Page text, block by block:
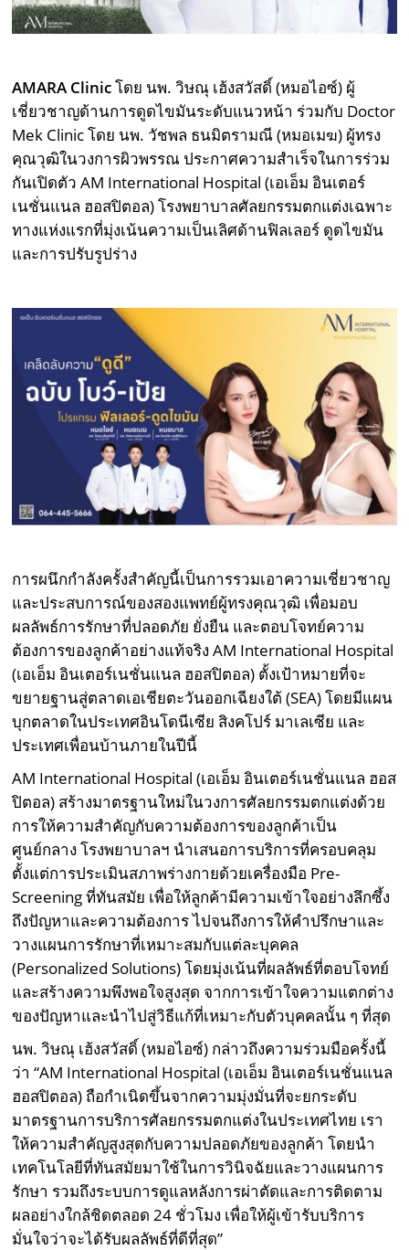
AMARA Clinicโดย นพ. วิษณุ เฮ้งสวัสดิ์ (หมอไอซ์) ผู้
เชี่ยวชาญด้านการดูดไขมันระดับแนวหน้า ร่วมกับ Doctor
Mek Clinic โดย นพ. วัชพล ธนมิตรามณี (หมอเมฆ) ผู้ทรง
คุณวุฒิในวงการผิวพรรณ ประกาศความสำเร็จในการร่วม
กันเปิดตัว AM International Hospital (เอเอ็ม อินเตอร์
เนชั่นแนล ฮอสปิตอล) โรงพยาบาลศัลยกรรมตกแต่งเฉพาะ
ทางแห่งแรกที่มุ่งเน้นความเป็นเลิศด้านฟิลเลอร์ ดูดไขมัน
และการปรับรูปร่าง
การผนึกกำลังครั้งสำคัญนี้เป็นการรวมเอาความเชี่ยวชาญ
และประสบการณ์ของสองแพทย์ผู้ทรงคุณวุฒิ เพื่อมอบ
ผลลัพธ์การรักษาที่ปลอดภัย ยั่งยืน และตอบโจทย์ความ
ต้องการของลูกค้าอย่างแท้จริง AM International Hospital
(เอเอ็ม อินเตอร์เนชั่นแนล ฮอสปิตอล) ตั้งเป้าหมายที่จะ
ขยายฐานสู่ตลาดเอเชียตะวันออกเฉียงใต้ (SEA) โดยมีแผน
บุกตลาดในประเทศอินโดนีเซีย สิงคโปร์ มาเลเซีย และ
ประเทศเพื่อนบ้านภายในปีนี้
AM International Hospital (เอเอ็ม อินเตอร์เนชั่นแนล ฮอส
ปิตอล) สร้างมาตรฐานใหม่ในวงการศัลยกรรมตกแต่งด้วย
การให้ความสำคัญกับความต้องการของลูกค้าเป็น
ศูนย์กลาง โรงพยาบาลฯ นำเสนอการบริการที่ครอบคลุม
ตั้งแต่การประเมินสภาพร่างกายด้วยเครื่องมือ Pre-
Screening ที่ทันสมัย เพื่อให้ลูกค้ามีความเข้าใจอย่างลึกซึ้ง
ถึงปัญหาและความต้องการ ไปจนถึงการให้คำปรึกษาและ
วางแผนการรักษาที่เหมาะสมกับแต่ละบุคคล
(Personalized Solutions) โดยมุ่งเน้นที่ผลลัพธ์ที่ตอบโจทย์
และสร้างความพึงพอใจสูงสุด จากการเข้าใจความแตกต่าง
ของปัญหาและนำไปสู่วิธีแก้ที่เหมาะกับตัวบุคคลนั้น ๆ ที่สุด
นพ. วิษณุ เฮ้งสวัสดิ์ (หมอไอซ์) กล่าวถึงความร่วมมือครั้งนี้
ว่า “AM International Hospital (เอเอ็ม อินเตอร์เนชั่นแนล
ฮอสปิตอล) ถือกำเนิดขึ้นจากความมุ่งมั่นที่จะยกระดับ
มาตรฐานการบริการศัลยกรรมตกแต่งในประเทศไทย เรา
ให้ความสำคัญสูงสุดกับความปลอดภัยของลูกค้า โดยนำ
เทคโนโลยีที่ทันสมัยมาใช้ในการวินิจฉัยและวางแผนการ
รักษา รวมถึงระบบการดูแลหลังการผ่าตัดและการติดตาม
ผลอย่างใกล้ชิดตลอด 24 ชั่วโมง เพื่อให้ผู้เข้ารับบริการ
มั่นใจว่าจะได้รับผลลัพธ์ที่ดีที่สุด”